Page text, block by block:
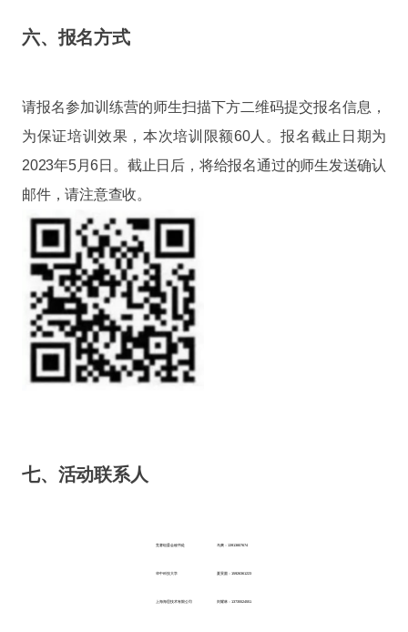
六、报名方式
请报名参加训练营的师生扫描下方二维码提交报名信息，
为保证培训效果，本次培训限额60人。报名截止日期为
2023年5月6日。截止日后，将给报名通过的师生发送确认
邮件，请注意查收。
七、活动联系人
竞赛组委会秘书处 马爽：13913807674
华中科技大学 夏景圆：15926361223
上海海思技术有限公司 刘耀林：13735524551